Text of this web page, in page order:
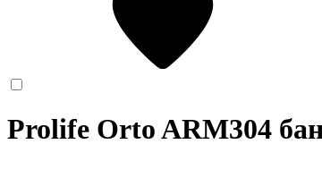
Prolife Orto ARM304